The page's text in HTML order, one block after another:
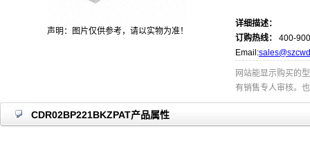
声明：图片仅供参考，请以实物为准！
详细描述：
订购热线：
400-
Email:
网站能显示购买的
有销售专人审核。
CDR02BP221BKZPAT产品属性